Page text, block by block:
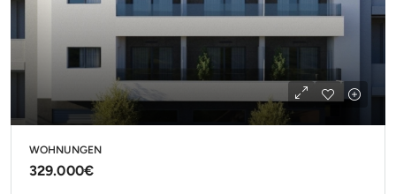
WOHNUNGEN
329.000€